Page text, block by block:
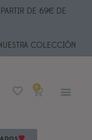
DE 69€ DE
COLECCIÓN
0